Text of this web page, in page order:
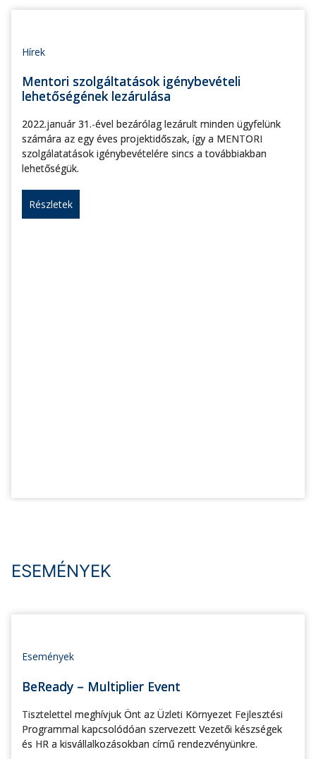
Hírek
Mentori szolgáltatások igénybevételi
lehetőségének lezárulása
2022.január 31.-ével bezárólag lezárult minden ügyfelünk
számára az egy éves projektidőszak, így a MENTORI
szolgálatatások igénybevételére sincs a továbbiakban
lehetőségük.
Részletek
ESEMÉNYEK
Események
BeReady – Multiplier Event
Tisztelettel meghívjuk Önt az Üzleti Környezet Fejlesztési
Programmal kapcsolódóan szervezett Vezetői készségek
és HR a kisvállalkozásokban című rendezvényünkre.